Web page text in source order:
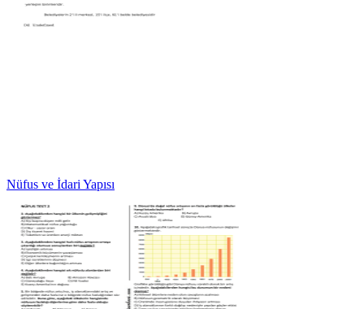
Nüfus ve İdari Yapısı